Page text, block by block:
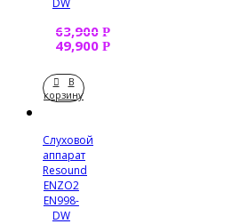
63,900 Р
49,900 Р
В
корзину
Слуховой
аппарат
Resound
ENZO2
EN998-
DW